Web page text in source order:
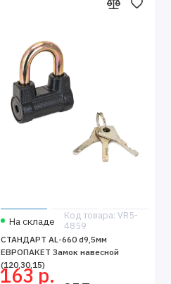
На складе
Код товара: VR5-
4859
СТАНДАРТ AL-660 d9,5мм
ЕВРОПАКЕТ Замок навесной
(120,30,15)
163 р.